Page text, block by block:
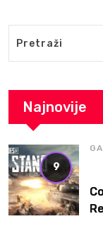
Najnovije
9